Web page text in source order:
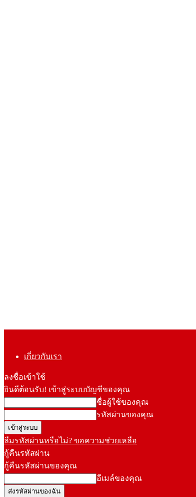
เกี่ยวกับเรา
ลงชื่อเข้าใช้
ยินดีต้อนรับ! เข้าสู่ระบบบัญชีของคุณ
ชื่อผู้ใช้ของคุณ
รหัสผ่านของคุณ
ลืมรหัสผ่านหรือไม่? ขอความช่วยเหลือ
กู้คืนรหัสผ่าน
กู้คืนรหัสผ่านของคุณ
อีเมล์ของคุณ